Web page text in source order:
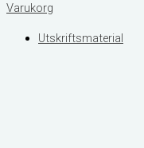
Varukorg
Utskriftsmaterial